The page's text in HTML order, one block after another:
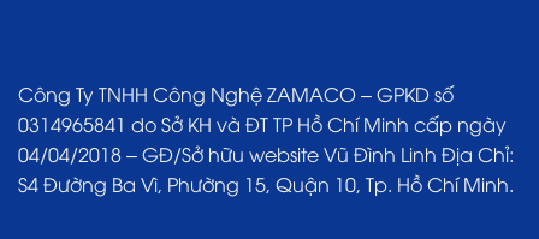
Công Ty TNHH Công Nghệ ZAMACO – GPKD số
0314965841 do Sở KH và ĐT TP Hồ Chí Minh cấp ngày
04/04/2018 – GĐ/Sở hữu website Vũ Đình Linh Địa Chỉ:
S4 Đường Ba Vì, Phường 15, Quận 10, Tp. Hồ Chí Minh.